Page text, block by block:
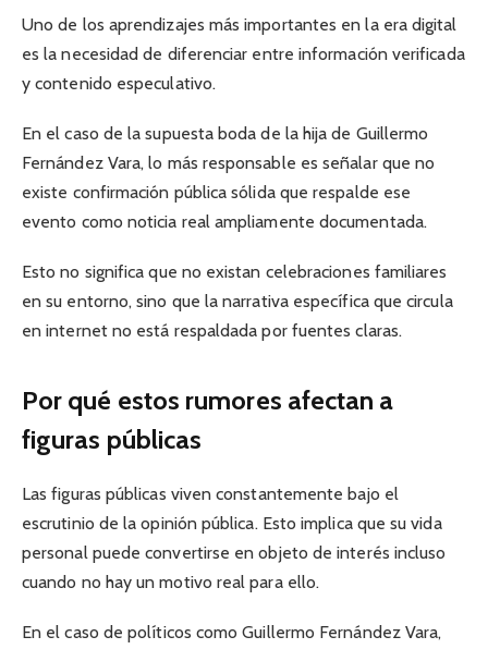
Uno de los aprendizajes más importantes en la era digital
es la necesidad de diferenciar entre información verificada
y contenido especulativo.
En el caso de la supuesta boda de la hija de Guillermo
Fernández Vara, lo más responsable es señalar que no
existe confirmación pública sólida que respalde ese
evento como noticia real ampliamente documentada.
Esto no significa que no existan celebraciones familiares
en su entorno, sino que la narrativa específica que circula
en internet no está respaldada por fuentes claras.
Por qué estos rumores afectan a
figuras públicas
Las figuras públicas viven constantemente bajo el
escrutinio de la opinión pública. Esto implica que su vida
personal puede convertirse en objeto de interés incluso
cuando no hay un motivo real para ello.
En el caso de políticos como Guillermo Fernández Vara,